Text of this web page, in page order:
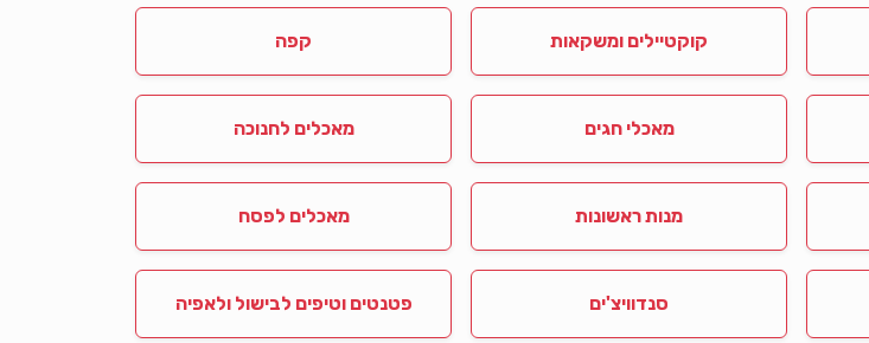
קוקטיילים ומשקאות קפה
מאכלי חגים מאכלים לחנוכה
מנות ראשונות מאכלים לפסח
סנדוויצ'ים פטנטים וטיפים לבישול ולאפיה